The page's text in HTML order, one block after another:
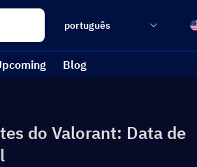
português
Blog
do Valorant: Data de